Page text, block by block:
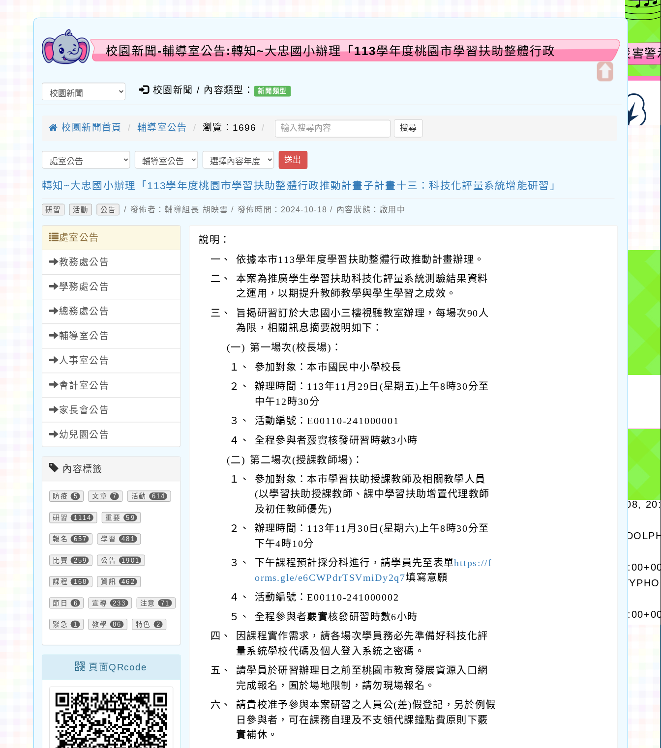
校園新聞-輔導室公告:轉知~大忠國小辦理「113學年度桃園市學習扶助整體行政
校園新聞 / 內容類型： 新聞類型
校園新聞首頁 輔導室公告 瀏覽：1696 搜尋
送出
轉知~大忠國小辦理「113學年度桃園市學習扶助整體行政推動計畫子計畫十三：科技化評量系統增能研習」
研習 活動 公告 / 發佈者：輔導組長 胡映雪 / 發佈時間：2024-10-18 / 內容狀態：啟用中
處室公告
教務處公告
學務處公告
總務處公告
輔導室公告
人事室公告
會計室公告
家長會公告
幼兒園公告
內容標籤
防疫 5 文章 7 活動 614
研習 1114 重要 59
報名 657 學習 481
比賽 259 公告 1901
課程 168 資訊 462
節日 6 宣導 233 注意 71
緊急 1 教學 86 特色 2
頁面QRcode
說明：
一、
依據本市113學年度學習扶助整體行政推動計畫辦理。
二、
本案為推廣學生學習扶助科技化評量系統測驗結果資料
之運用，以期提升教師教學與學生學習之成效。
三、
旨揭研習訂於大忠國小三樓視聽教室辦理，每場次90人
為限，相關訊息摘要說明如下：
(一) 第一場次(校長場)：
１、
參加對象：本市國民中小學校長
２、
辦理時間：113年11月29日(星期五)上午8時30分至
中午12時30分
３、
活動編號：E00110-241000001
４、
全程參與者覈實核發研習時數3小時
(二) 第二場次(授課教師場)：
１、
參加對象：本市學習扶助授課教師及相關教學人員
(以學習扶助授課教師、課中學習扶助增置代理教師
及初任教師優先)
２、
辦理時間：113年11月30日(星期六)上午8時30分至
下午4時10分
３、
下午課程預計採分科進行，請學員先至表單https://f
orms.gle/e6CWPdrTSVmiDy2q7填寫意願
４、
活動編號：E00110-241000002
５、
全程參與者覈實核發研習時數6小時
四、
因課程實作需求，請各場次學員務必先準備好科技化評
量系統學校代碼及個人登入系統之密碼。
五、
請學員於研習辦理日之前至桃園市教育發展資源入口網
完成報名，囿於場地限制，請勿現場報名。
六、
請貴校准予參與本案研習之人員公(差)假登記，另於例假
日參與者，可在課務自理及不支領代課鐘點費原則下覈
實補休。